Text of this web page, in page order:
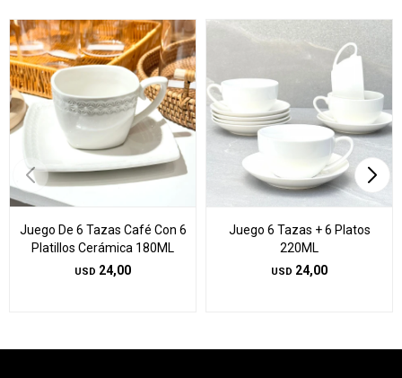
Juego De 6 Tazas Café Con 6
Platillos Cerámica 180ML
USD 24,00
Juego 6 Tazas + 6 Platos
220ML
USD 24,00